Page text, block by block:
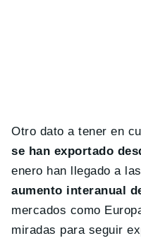
Otro dato a tener en
se han exportado
enero han llegado a
aumento interanual
mercados como
miradas para seguir